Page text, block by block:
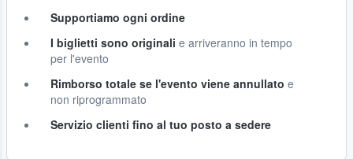
Supportiamo ogni ordine
I biglietti sono originali e arriveranno in tempo
per l'evento
Rimborso totale se l'evento viene annullato e
non riprogrammato
Servizio clienti fino al tuo posto a sedere